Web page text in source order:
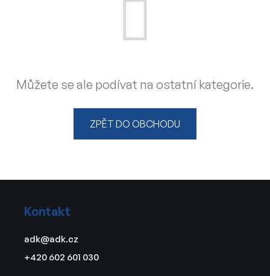
Můžete se ale podívat na ostatní kategorie.
ZPĚT DO OBCHODU
Kontakt
adk@adk.cz
+420 602 601 030